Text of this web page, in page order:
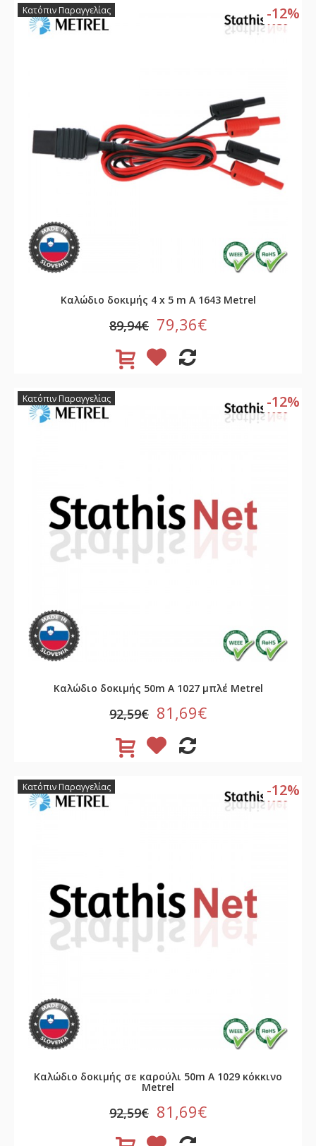
-12%
Κατόπιν Παραγγελίας
Καλώδιο δοκιμής 4 x 5 m A 1643 Metrel
89,94€ 79,36€
-12%
Κατόπιν Παραγγελίας
Καλώδιο δοκιμής 50m A 1027 μπλέ Metrel
92,59€ 81,69€
-12%
Κατόπιν Παραγγελίας
Καλώδιο δοκιμής σε καρούλι 50m A 1029 κόκκινο
Metrel
92,59€ 81,69€